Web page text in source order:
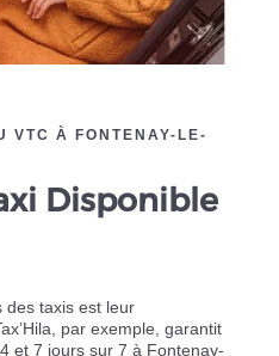
VTC À FONTENAY-LE-
Disponible
des taxis est leur
par exemple, garantit
et 7 jours sur 7 à Fontenay-